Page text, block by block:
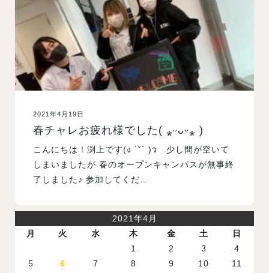
入試案内
学校情報
オープンキャンパス
訪問者別メニュー
2021年4月19日
春チャレお疲れ様でした( ⁎ᵕᴗᵕ⁎ )
こんにちは！渕上です(ง ˙˘˙ )ว 少し間が空いて
しまいましたが 春のオープンキャンパスが無事終
了しました♪ 参加してくだ…
2021年4月
月
火 水 木 金 土 日
1 2 3
4
5
6 7 8 9 10
11